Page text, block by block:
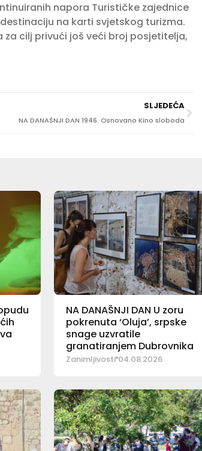
napora Turističke zajednice
na karti svjetskog turizma.
cilj privući još veći broj posjetitelja,
SLJEDEĆA
NA DANAŠNJI DAN 1946. Osnovano Kino sloboda
NA DANAŠNJI DAN U zoru
pokrenuta ‘Oluja’, srpske
snage uzvratile
granatiranjem Dubrovnika
Zanimljivosti 04.08.2026